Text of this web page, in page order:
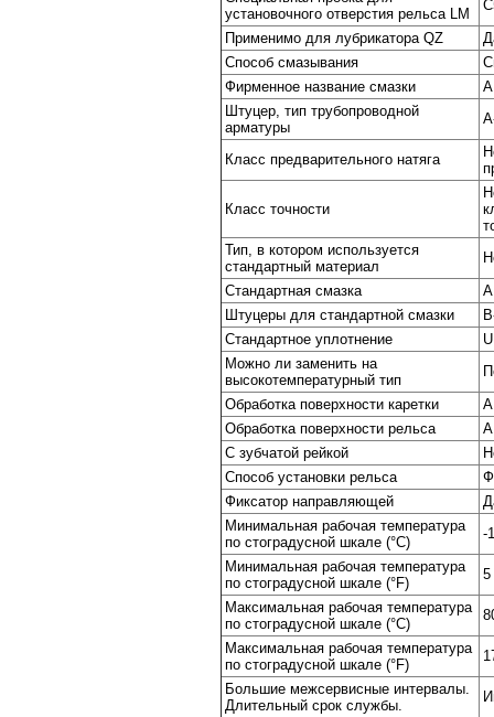
установочного отверстия рельса LM
Применимо для лубрикатора QZ
Способ смазывания
Фирменное название смазки
Штуцер, тип трубопроводной
арматуры
Класс предварительного натяга
Класс точности
Тип, в котором используется
стандартный материал
Стандартная смазка
Штуцеры для стандартной смазки
Стандартное уплотнение
Можно ли заменить на
высокотемпературный тип
Обработка поверхности каретки
Обработка поверхности рельса
С зубчатой рейкой
Способ установки рельса
Фиксатор направляющей
Минимальная рабочая температура
по стоградусной шкале (°C)
-
Минимальная рабочая температура
по стоградусной шкале (°F)
5
Максимальная рабочая температура
по стоградусной шкале (°C)
Максимальная рабочая температура
по стоградусной шкале (°F)
Большие межсервисные интервалы.
Длительный срок службы.